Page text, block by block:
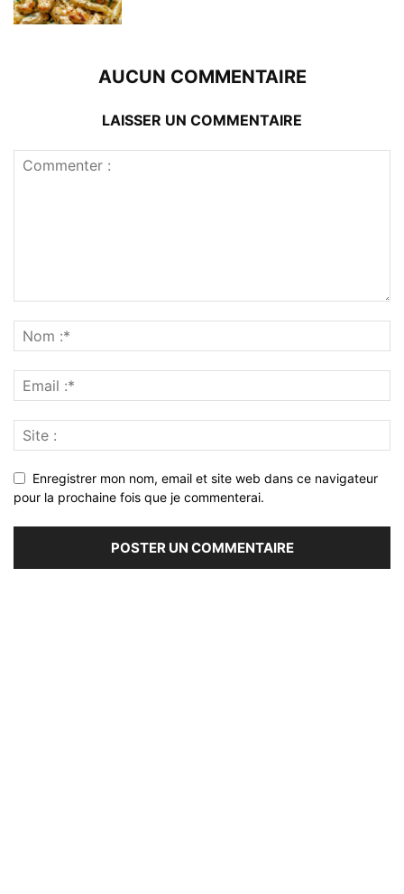
AUCUN COMMENTAIRE
LAISSER UN COMMENTAIRE
Enregistrer mon nom, email et site web dans ce navigateur
pour la prochaine fois que je commenterai.